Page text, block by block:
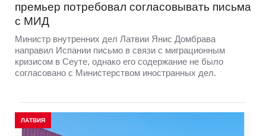
премьер потребовал согласовывать письма
с МИД
Министр внутренних дел Латвии Янис Домбрава
направил Испании письмо в связи с миграционным
кризисом в Сеуте, однако его содержание не было
согласовано с Министерством иностранных дел.
ЛАТВИЯ